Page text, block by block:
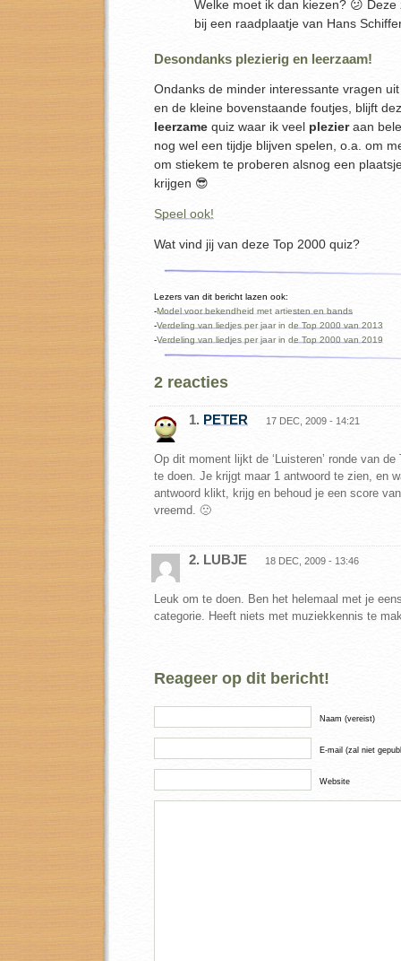
Welke moet ik dan kiezen? 😕
bij een raadplaatje van Hans
Desondanks plezierig en leerzaam!
Ondanks de minder interessante vragen uit
en de kleine bovenstaande foutjes, blijft
leerzame quiz waar ik veel plezieraan
nog wel een tijdje blijven spelen, o.a. om
om stiekem te proberen alsnog een
krijgen 😎
Speel ook!
Wat vind jij van deze Top 2000 quiz?
Lezers van dit bericht lazen ook:
-Model voor bekendheid met artiesten en bands
-Verdeling van liedjes per jaar in de Top 2000 van 2013
-Verdeling van liedjes per jaar in de Top 2000 van 2019
2 reacties
1. PETER 17 DEC, 2009 - 14:21
Op dit moment lijkt de ‘Luisteren’ ronde van
te doen. Je krijgt maar 1 antwoord te zien, en
antwoord klikt, krijg en behoud je een score van
vreemd. 🙁
2. LUBJE 18 DEC, 2009 - 13:46
Leuk om te doen. Ben het helemaal met je
categorie. Heeft niets met muziekkennis te
Reageer op dit bericht!
Naam (vereist)
E-mail (zal niet
Website